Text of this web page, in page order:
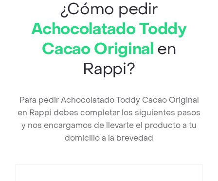
¿Cómo pedir
Achocolatado Toddy
Cacao Original en
Rappi?
Para pedir Achocolatado Toddy Cacao Original
en Rappi debes completar los siguientes pasos
y nos encargamos de llevarte el producto a tu
domicilio a la brevedad